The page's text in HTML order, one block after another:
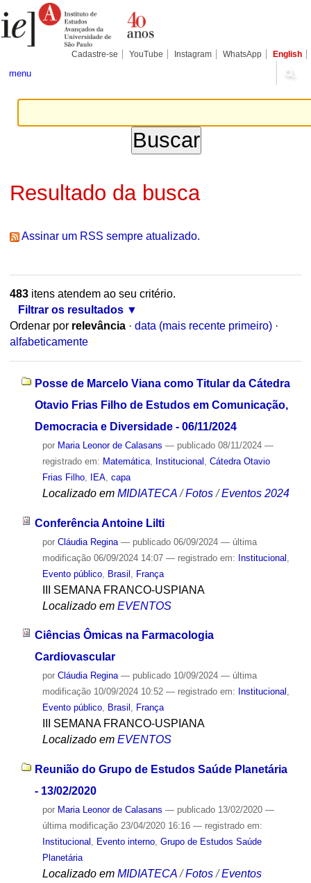
para
conteúdo.
Pessoais
Cadastre-se YouTube Instagram WhatsApp English
menu
Resultado da busca
Assinar um RSS sempre atualizado.
483itens atendem ao seu critério.
Filtrar os resultados
Ordenar por relevância · data (mais recente primeiro) ·
alfabeticamente
Posse de Marcelo Viana como Titular da Cátedra
Otavio Frias Filho de Estudos em Comunicação,
Democracia e Diversidade - 06/11/2024
por Maria Leonor de Calasans — publicado08/11/2024 —
registrado em: Matemática, Institucional
Cátedra Otavio
Frias Filho, IEA, capa
Localizado em MIDIATECA /Fotos /Eventos 2024
Conferência Antoine Lilti
por Cláudia Regina — publicado06/09/2024 — última
modificação06/09/2024 14:07 — registrado em: Institucional
Evento público, Brasil França
III SEMANA FRANCO-USPIANA
Localizado em EVENTOS
Ciências Ômicas na Farmacologia
Cardiovascular
por Cláudia Regina — publicado10/09/2024 — última
modificação10/09/2024 10:52 — registrado em: Institucional ,
Evento público, Brasil , França
III SEMANA FRANCO-USPIANA
Localizado em EVENTOS
Reunião do Grupo de Estudos Saúde Planetária
- 13/02/2020
por Maria Leonor de Calasans — publicado13/02/2020 —
última modificação23/04/2020 16:16 — registrado em:
Institucional , Evento interno, Grupo de Estudos Saúde
Planetária
Localizado em MIDIATECA /Fotos /Eventos